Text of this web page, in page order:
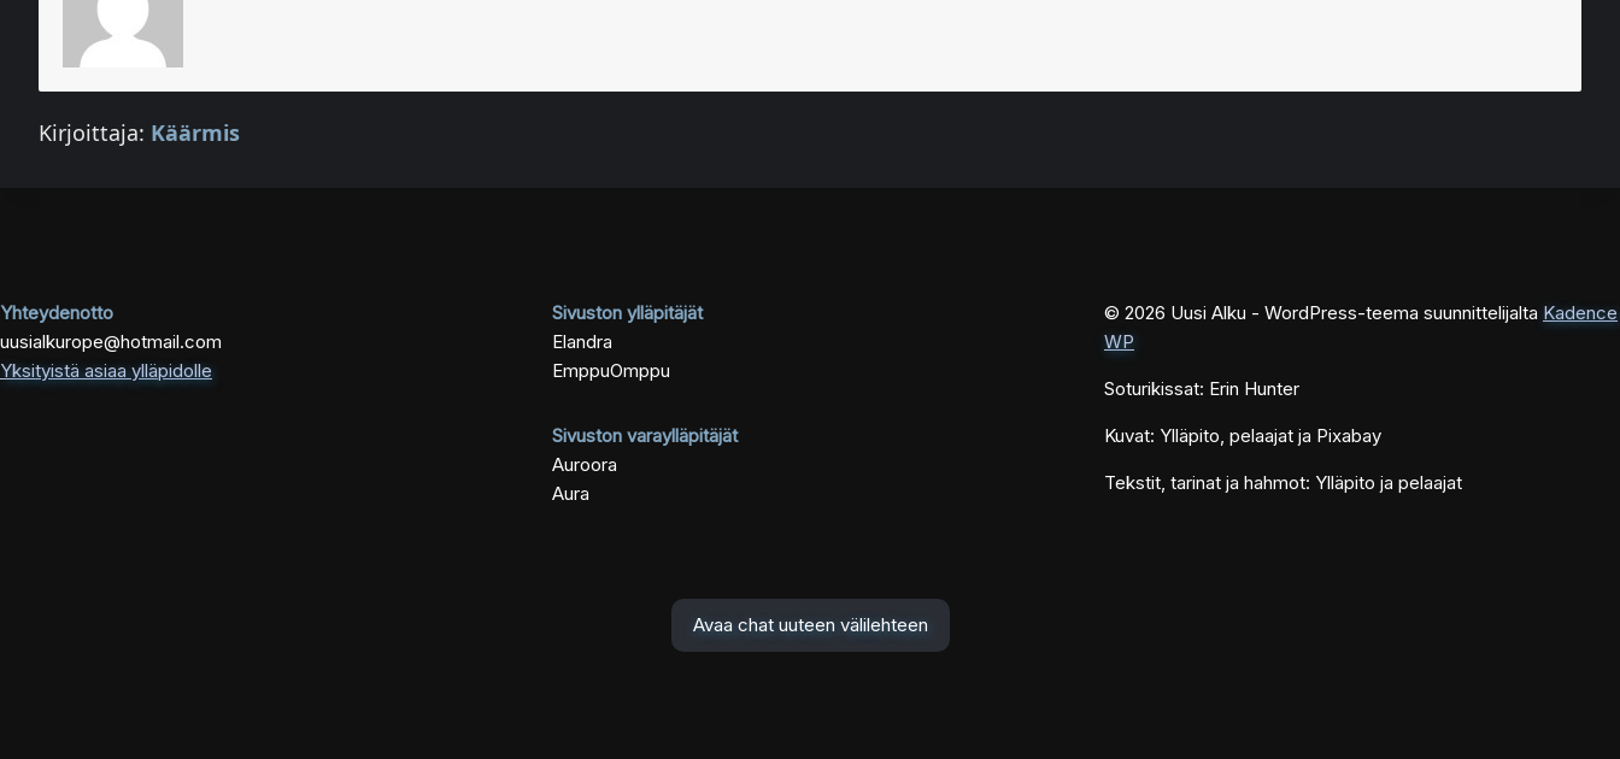
Kirjoittaja: Käärmis
Yhteydenotto
uusialkurope@hotmail.com
Yksityistä asiaa ylläpidolle
Sivuston ylläpitäjät
Elandra
EmppuOmppu
Sivuston varaylläpitäjät
Auroora
Aura
© 2026 Uusi Alku - WordPress-teema suunnittelijalta Kadence
WP
Soturikissat: Erin Hunter
Kuvat: Ylläpito, pelaajat ja Pixabay
Tekstit, tarinat ja hahmot: Ylläpito ja pelaajat
Avaa chat uuteen välilehteen